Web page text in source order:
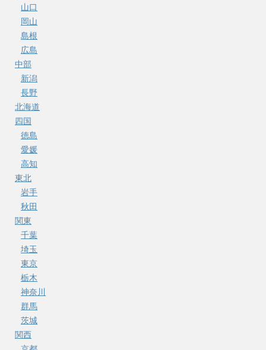
山口
岡山
島根
広島
中部
新潟
長野
北海道
四国
徳島
愛媛
高知
東北
岩手
秋田
関東
千葉
埼玉
東京
栃木
神奈川
群馬
茨城
関西